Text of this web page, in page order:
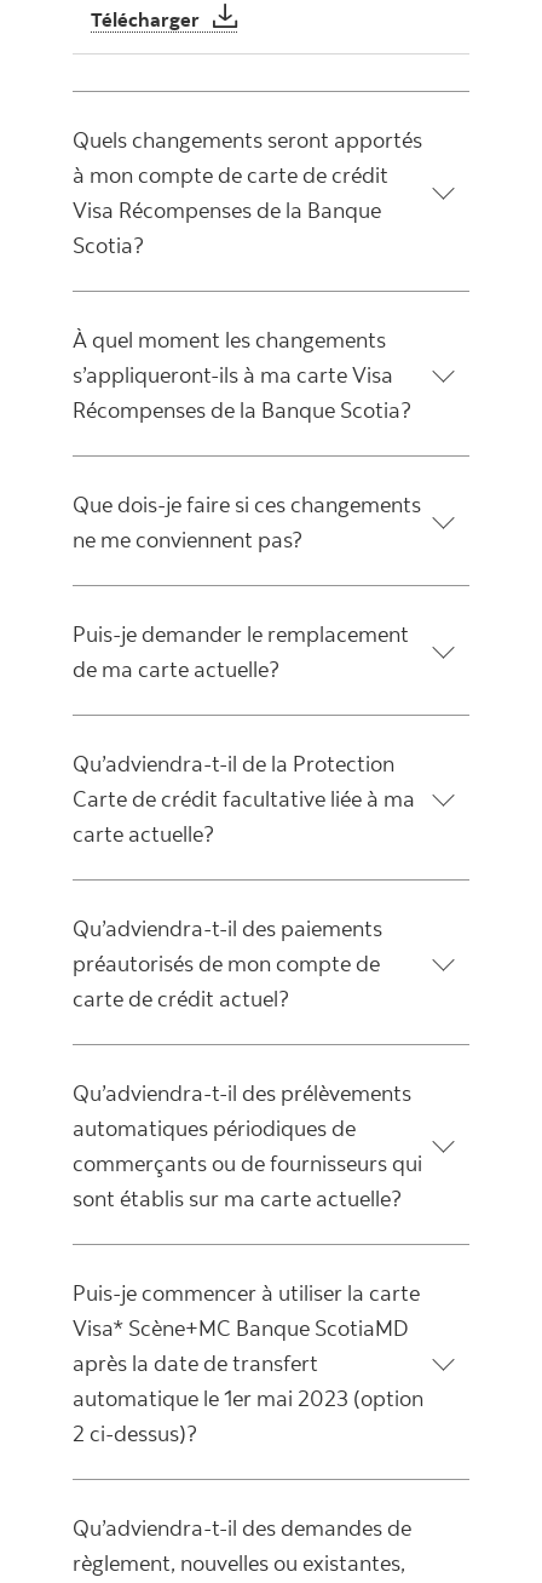
Télécharger Changements à votre compte de
Quels changements seront apportés
à mon compte de carte de crédit
Visa Récompenses de la Banque
Scotia?
À quel moment les changements
s’appliqueront-ils à ma carte Visa
Récompenses de la Banque Scotia?
Que dois-je faire si ces changements
ne me conviennent pas?
Puis-je demander le remplacement
de ma carte actuelle?
Qu’adviendra-t-il de la Protection
Carte de crédit facultative liée à ma
carte actuelle?
Qu’adviendra-t-il des paiements
préautorisés de mon compte de
carte de crédit actuel?
Qu’adviendra-t-il des prélèvements
automatiques périodiques de
commerçants ou de fournisseurs qui
sont établis sur ma carte actuelle?
Puis-je commencer à utiliser la carte
Visa* Scène+MC Banque ScotiaMD
après la date de transfert
automatique le 1er mai 2023 (option
2 ci-dessus)?
Qu’adviendra-t-il des demandes de
règlement, nouvelles ou existantes,